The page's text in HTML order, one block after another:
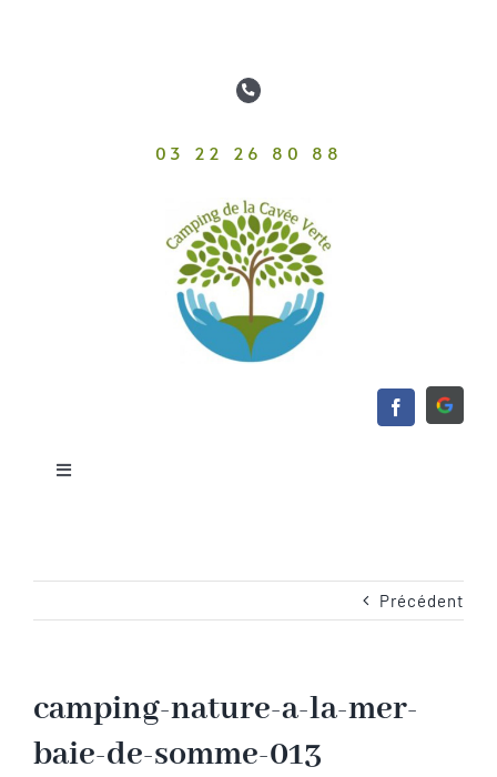
03 22 26 80 88
Toggle
Les services
Précédent
camping-nature-a-la-mer-
baie-de-somme-013